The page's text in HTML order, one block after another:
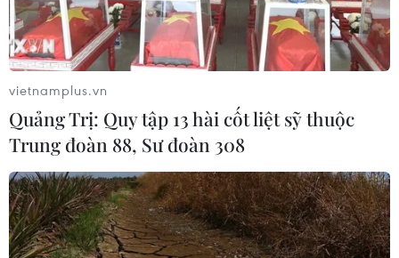
vietnamplus.vn
Quảng Trị: Quy tập 13 hài cốt liệt sỹ thuộc
Trung đoàn 88, Sư đoàn 308